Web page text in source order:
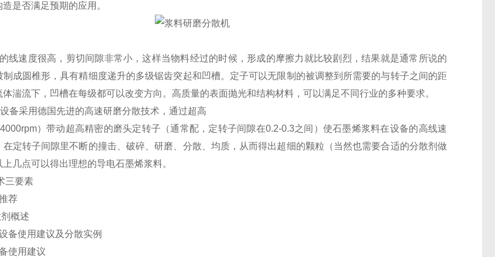
是否满足预期的应用。
线速度很高，剪切间隙非常小，这样当物料经过的时候，形成的摩擦力就比较剧烈，结果就是通常所说的
制成圆椎形，具有精细度递升的多级锯齿突起和凹槽。定子可以无限制的被调整到所需要的与转子之间的距
湍流下，凹槽在每级都可以改变方向。高质量的表面抛光和结构材料，可以满足不同行业的多种要求。
备采用德国先进的高速研磨分散技术，通过超高
rpm）带动超高精密的磨头定转子（通常配，定转子间隙在0.2-0.3之间）使石墨烯浆料在设备的高线速
在定转子间隙里不断的撞击、破碎、研磨、分散、均质，从而得出超细的颗粒（当然也需要合适的分散剂做
几点可以得出理想的导电石墨烯浆料。
三要素
荐
概述
备使用建议及分散实例
使用建议